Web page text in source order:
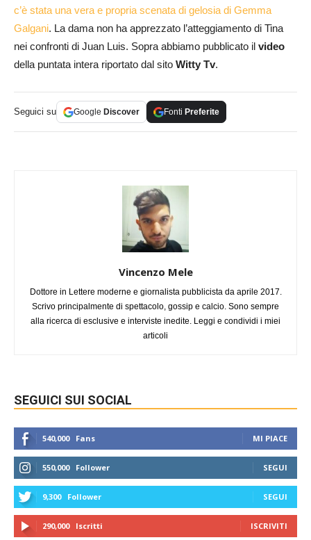
c’è stata una vera e propria scenata di gelosia di Gemma
Galgani. La dama non ha apprezzato l’atteggiamento di Tina
nei confronti di Juan Luis. Sopra abbiamo pubblicato il video
della puntata intera riportato dal sito Witty Tv.
Seguici su Google Discover Fonti Preferite
Vincenzo Mele
Dottore in Lettere moderne e giornalista pubblicista da aprile 2017.
Scrivo principalmente di spettacolo, gossip e calcio. Sono sempre
alla ricerca di esclusive e interviste inedite. Leggi e condividi i miei
articoli
SEGUICI SUI SOCIAL
540,000 Fans MI PIACE
550,000 Follower SEGUI
9,300 Follower SEGUI
290,000 Iscritti ISCRIVITI